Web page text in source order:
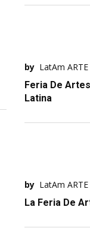
by LatAm ARTE
Feria De
Latina
by LatAm ARTE
La Feria De